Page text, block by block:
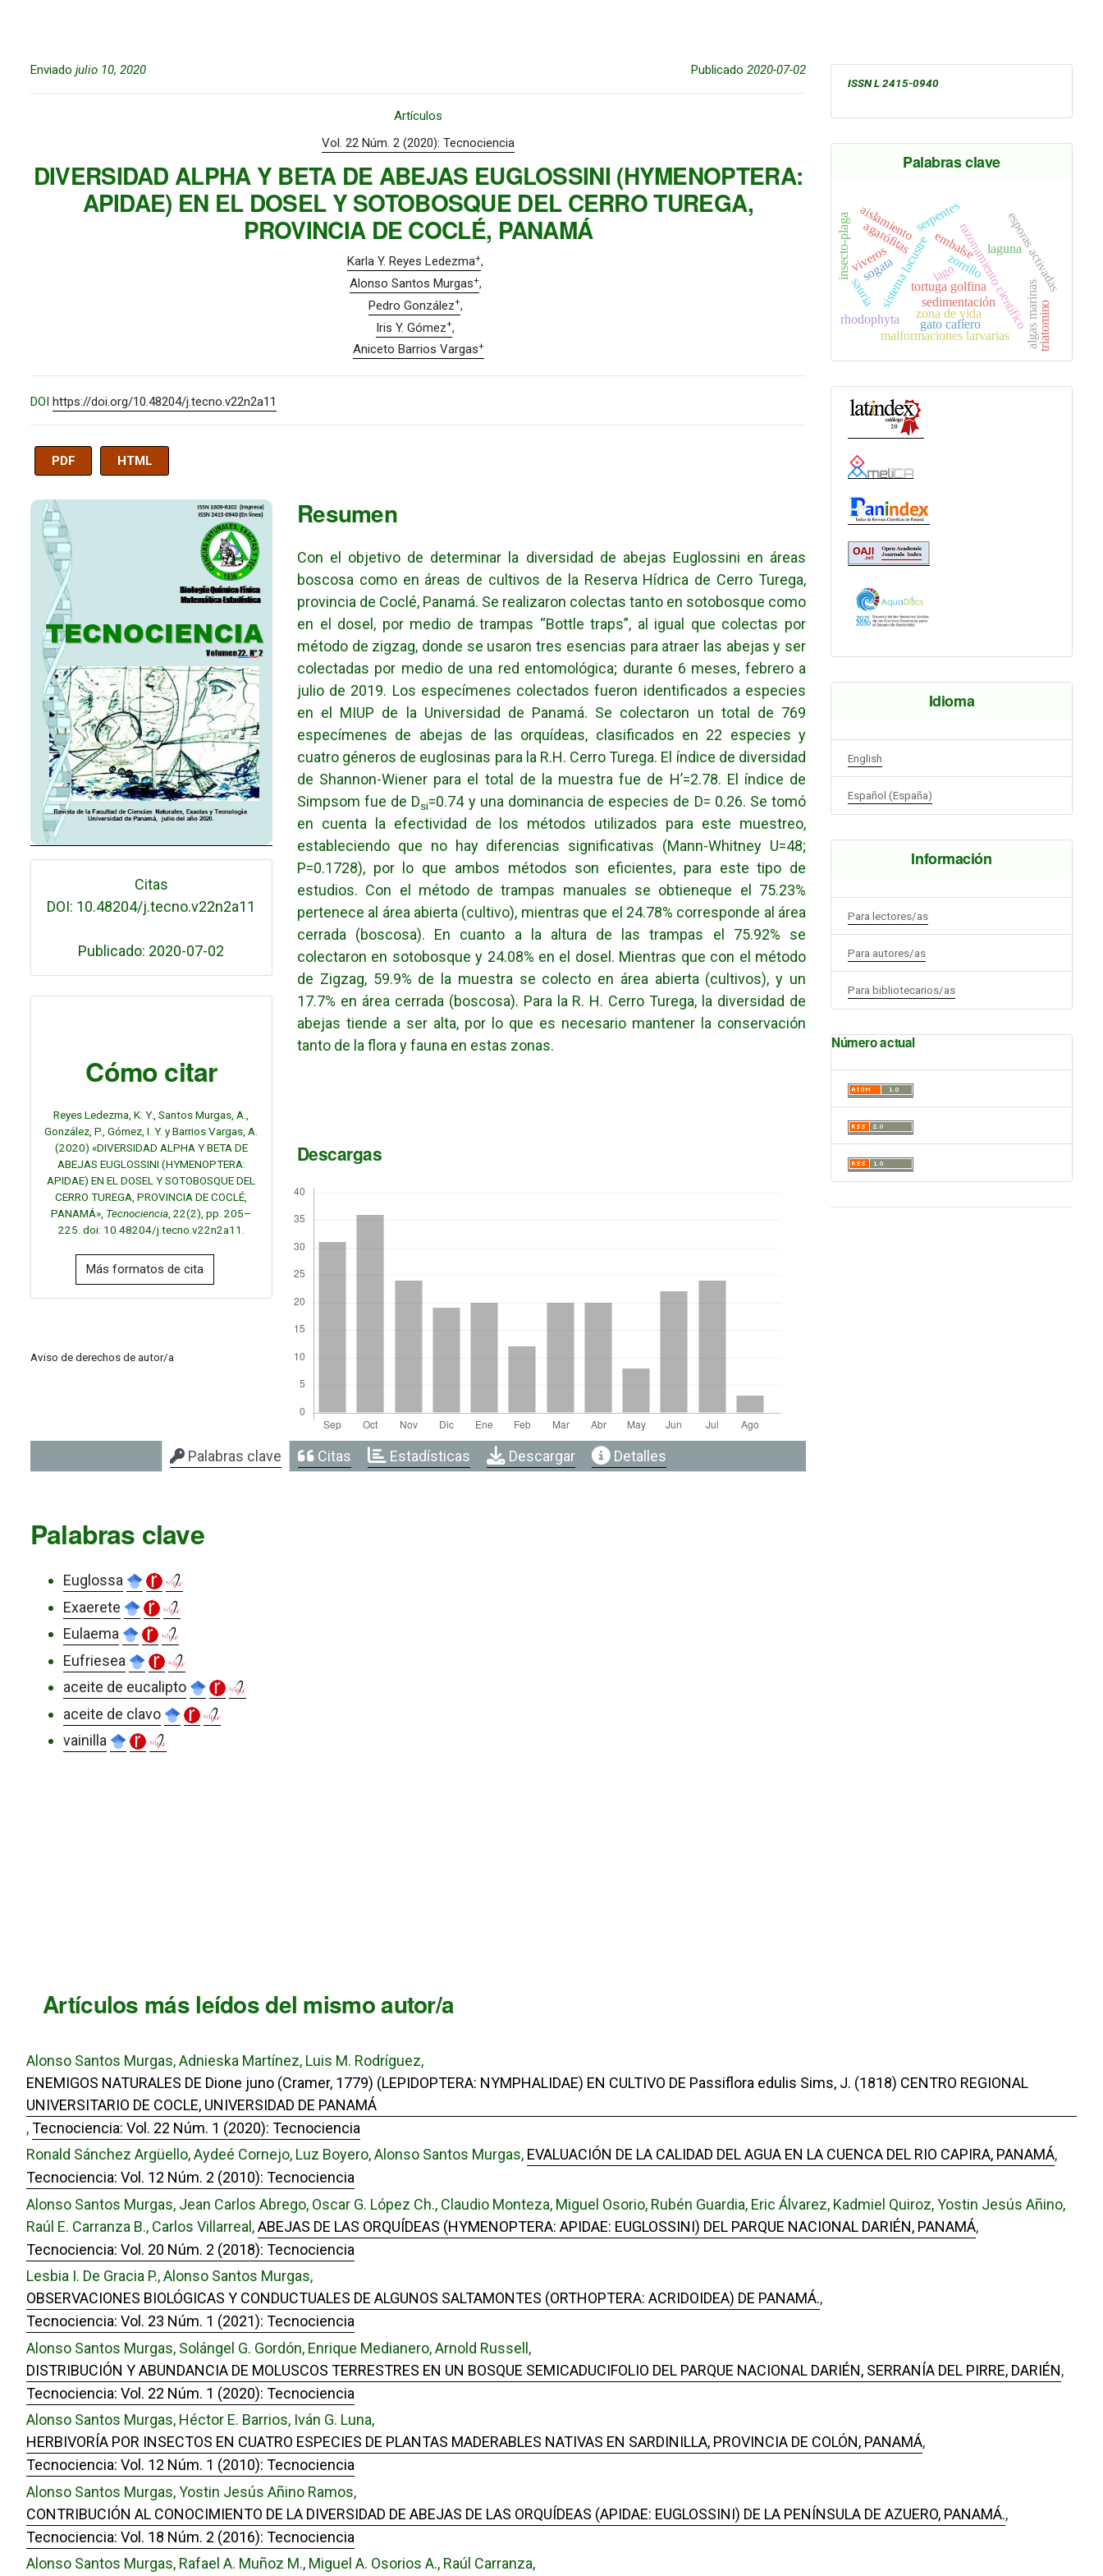
Enviado julio 10, 2020 Publicado 2020-07-02
Artículos
Vol. 22 Núm. 2 (2020): Tecnociencia
DIVERSIDAD ALPHA Y BETA DE ABEJAS EUGLOSSINI (HYMENOPTERA:
APIDAE) EN EL DOSEL Y SOTOBOSQUE DEL CERRO TUREGA,
PROVINCIA DE COCLÉ, PANAMÁ
Karla Y. Reyes Ledezma+
Alonso Santos Murgas+
Pedro González+
Iris Y. Gómez+
Aniceto Barrios Vargas+
DOI https://doi.org/10.48204/j.tecno.v22n2a11
PDF HTML
Imagen de portada
Citas
DOI: 10.48204/j.tecno.v22n2a11
Publicado: 2020-07-02
Cómo citar
Reyes Ledezma, K. Y., Santos Murgas, A.,
González, P., Gómez, I. Y. y Barrios Vargas, A.
(2020) «DIVERSIDAD ALPHA Y BETA DE
ABEJAS EUGLOSSINI (HYMENOPTERA:
APIDAE) EN EL DOSEL Y SOTOBOSQUE DEL
CERRO TUREGA, PROVINCIA DE COCLÉ,
PANAMÁ», Tecnociencia , 22(2), pp. 205–
225. doi: 10.48204/j.tecno.v22n2a11.
Más formatos de cita
Aviso de derechos de autor/a
Resumen
Con el objetivo de determinar la diversidad de abejas Euglossini en áreas
boscosa como en áreas de cultivos de la Reserva Hídrica de Cerro Turega,
provincia de Coclé, Panamá. Se realizaron colectas tanto en sotobosque como
en el dosel, por medio de trampas “Bottle traps”, al igual que colectas por
método de zigzag, donde se usaron tres esencias para atraer las abejas y ser
colectadas por medio de una red entomológica; durante 6 meses, febrero a
julio de 2019. Los especímenes colectados fueron identificados a especies
en el MIUP de la Universidad de Panamá. Se colectaron un total de 769
especímenes de abejas de las orquídeas, clasificados en 22 especies y
cuatro géneros de euglosinas para la R.H. Cerro Turega. El índice de diversidad
de Shannon-Wiener para el total de la muestra fue de H’=2.78. El índice de
Simpsom fue de Dsi=0.74 y una dominancia de especies de D= 0.26. Se tomó
en cuenta la efectividad de los métodos utilizados para este muestreo,
estableciendo que no hay diferencias significativas (Mann-Whitney U=48;
P=0.1728), por lo que ambos métodos son eficientes, para este tipo de
estudios. Con el método de trampas manuales se obtieneque el 75.23%
pertenece al área abierta (cultivo), mientras que el 24.78% corresponde al área
cerrada (boscosa). En cuanto a la altura de las trampas el 75.92% se
colectaron en sotobosque y 24.08% en el dosel. Mientras que con el método
de Zigzag, 59.9% de la muestra se colecto en área abierta (cultivos), y un
17.7% en área cerrada (boscosa). Para la R. H. Cerro Turega, la diversidad de
abejas tiende a ser alta, por lo que es necesario mantener la conservación
tanto de la flora y fauna en estas zonas.
Descargas
Palabras clave Citas Estadísticas Descargar Detalles
Palabras clave
Euglossa
Exaerete
Eulaema
Eufriesea
aceite de eucalipto
aceite de clavo
vainilla
ISSN L 2415-0940
Palabras clave
razonamiento científico
tortuga golfina
sistema lacustresedimentación
embalse
zona de vida algas marinas
rhodophyta
agarófitas
viveros lagunaesporas activadas
aislamientoserpentes
sauria
malformaciones larvarias
lago
gato cafíero
sogata
insecto-plaga
triatomino
zorrillo
Idioma
English
Español (España)
Información
Para lectores/as
Para autores/as
Para bibliotecarios/as
Número actual
Artículos más leídos del mismo autor/a
Alonso Santos Murgas, Adnieska Martínez, Luis M. Rodríguez,
ENEMIGOS NATURALES DE Dione juno (Cramer, 1779) (LEPIDOPTERA: NYMPHALIDAE) EN CULTIVO DE Passiflora edulis Sims, J. (1818) CENTRO REGIONAL
UNIVERSITARIO DE COCLE, UNIVERSIDAD DE PANAMÁ
,Tecnociencia: Vol. 22 Núm. 1 (2020): Tecnociencia
Ronald Sánchez Argüello, Aydeé Cornejo, Luz Boyero, Alonso Santos Murgas, EVALUACIÓN DE LA CALIDAD DEL AGUA EN LA CUENCA DEL RIO CAPIRA, PANAMÁ,
Tecnociencia: Vol. 12 Núm. 2 (2010): Tecnociencia
Alonso Santos Murgas, Jean Carlos Abrego, Oscar G. López Ch., Claudio Monteza, Miguel Osorio, Rubén Guardia, Eric Álvarez, Kadmiel Quiroz, Yostin Jesús Añino,
Raúl E. Carranza B., Carlos Villarreal,ABEJAS DE LAS ORQUÍDEAS (HYMENOPTERA: APIDAE: EUGLOSSINI) DEL PARQUE NACIONAL DARIÉN, PANAMÁ,
Tecnociencia: Vol. 20 Núm. 2 (2018): Tecnociencia
Lesbia I. De Gracia P., Alonso Santos Murgas,
OBSERVACIONES BIOLÓGICAS Y CONDUCTUALES DE ALGUNOS SALTAMONTES (ORTHOPTERA: ACRIDOIDEA) DE PANAMÁ.,
Tecnociencia: Vol. 23 Núm. 1 (2021): Tecnociencia
Alonso Santos Murgas, Solángel G. Gordón, Enrique Medianero, Arnold Russell,
DISTRIBUCIÓN Y ABUNDANCIA DE MOLUSCOS TERRESTRES EN UN BOSQUE SEMICADUCIFOLIO DEL PARQUE NACIONAL DARIÉN, SERRANÍA DEL PIRRE, DARIÉN,
Tecnociencia: Vol. 22 Núm. 1 (2020): Tecnociencia
Alonso Santos Murgas, Héctor E. Barrios, Iván G. Luna,
HERBIVORÍA POR INSECTOS EN CUATRO ESPECIES DE PLANTAS MADERABLES NATIVAS EN SARDINILLA, PROVINCIA DE COLÓN, PANAMÁ,
Tecnociencia: Vol. 12 Núm. 1 (2010): Tecnociencia
Alonso Santos Murgas, Yostin Jesús Añino Ramos,
CONTRIBUCIÓN AL CONOCIMIENTO DE LA DIVERSIDAD DE ABEJAS DE LAS ORQUÍDEAS (APIDAE: EUGLOSSINI) DE LA PENÍNSULA DE AZUERO, PANAMÁ.,
Tecnociencia: Vol. 18 Núm. 2 (2016): Tecnociencia
Alonso Santos Murgas, Rafael A. Muñoz M., Miguel A. Osorios A., Raúl Carranza,